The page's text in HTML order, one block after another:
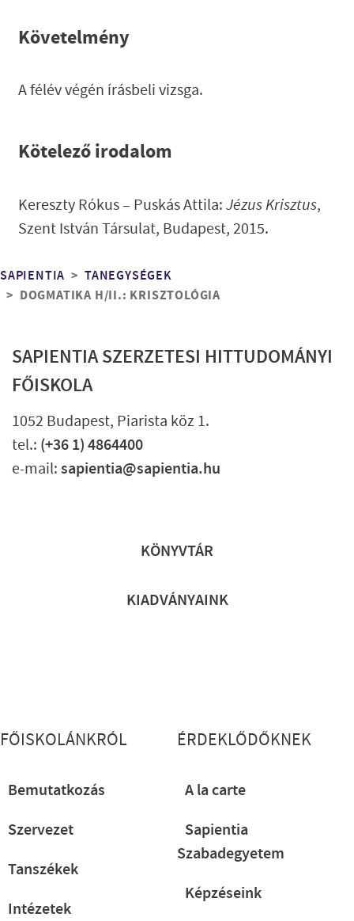
Követelmény
A félév végén írásbeli vizsga.
Kötelező irodalom
Kereszty Rókus – Puskás Attila: Jézus Krisztus,
Szent István Társulat, Budapest, 2015.
Morzsa
SAPIENTIA TANEGYSÉGEK
DOGMATIKA H/II.: KRISZTOLÓGIA
SAPIENTIA SZERZETESI HITTUDOMÁNYI
FŐISKOLA
1052 Budapest, Piarista köz 1.
tel.: (+36 1) 4864400
e-mail:sapientia@sapientia.hu
KÖNYVTÁR
KIADVÁNYAINK
FŐISKOLÁNKRÓL
Bemutatkozás
Szervezet
Tanszékek
Intézetek
ÉRDEKLŐDŐKNEK
A la carte
Sapientia
Szabadegyetem
Képzéseink